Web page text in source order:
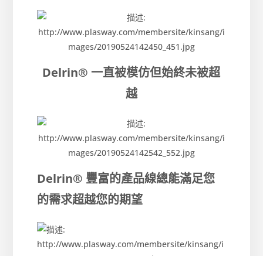
Delrin® 一直被模仿但始終未被超
越
Delrin® 豐富的產品線總能滿足您
的需求超越您的期望